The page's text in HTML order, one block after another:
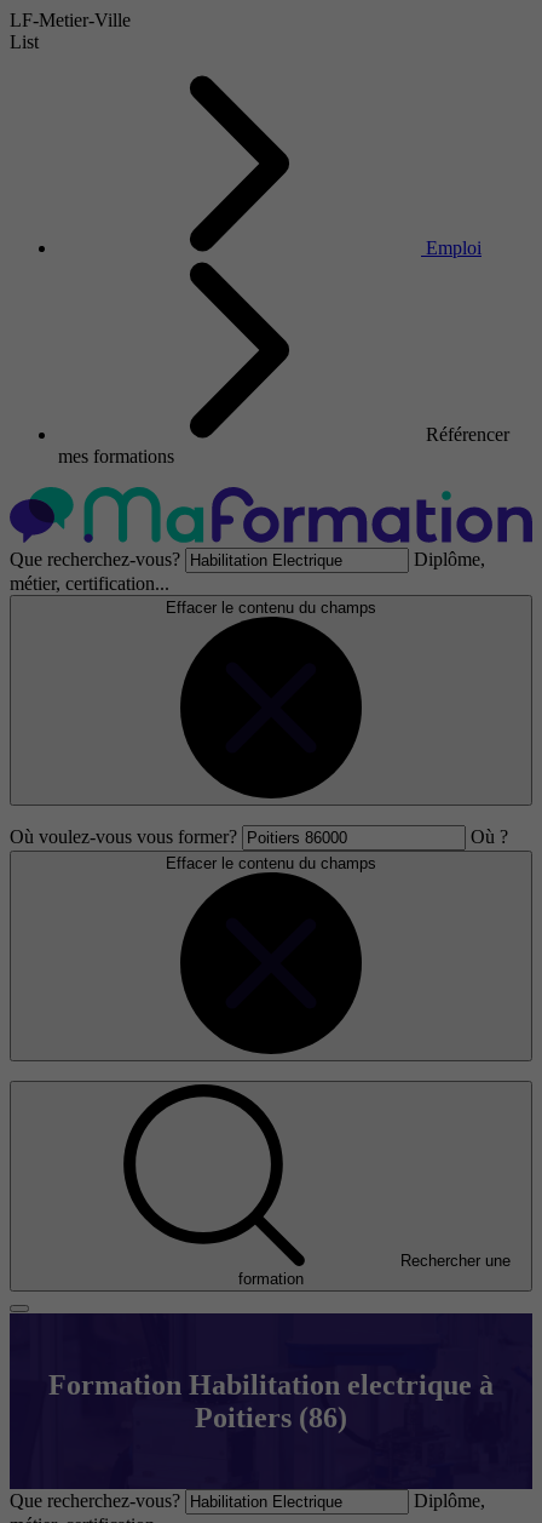
LF-Metier-Ville
List
Emploi
Référencer
mes formations
Que recherchez-vous?
Diplôme,
métier, certification...
Effacer le contenu du champs
Où voulez-vous vous former? Où ?
Effacer le contenu du champs
Rechercher une
formation
Formation Habilitation electrique à
Poitiers (86)
Que recherchez-vous?
Diplôme,